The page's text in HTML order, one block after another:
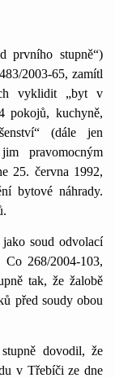
prvního stupně“)
483/2003-65, zamítl
vyklidit „byt v
pokojů, kuchyně,
(dále jen
pravomocným
25. června 1992,
bytové náhrady.
soud odvolací
268/2004-103,
tak, že žalobě
před soudy obou
dovodil, že
v Třebíči ze dne